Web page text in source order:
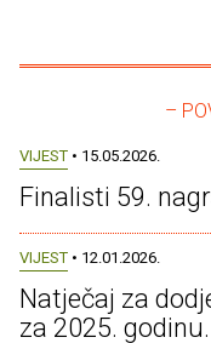
–
VIJEST • 15.05.2026.
Finalisti 59.
VIJEST • 12.01.2026.
Natječaj za
za 2025. godinu.